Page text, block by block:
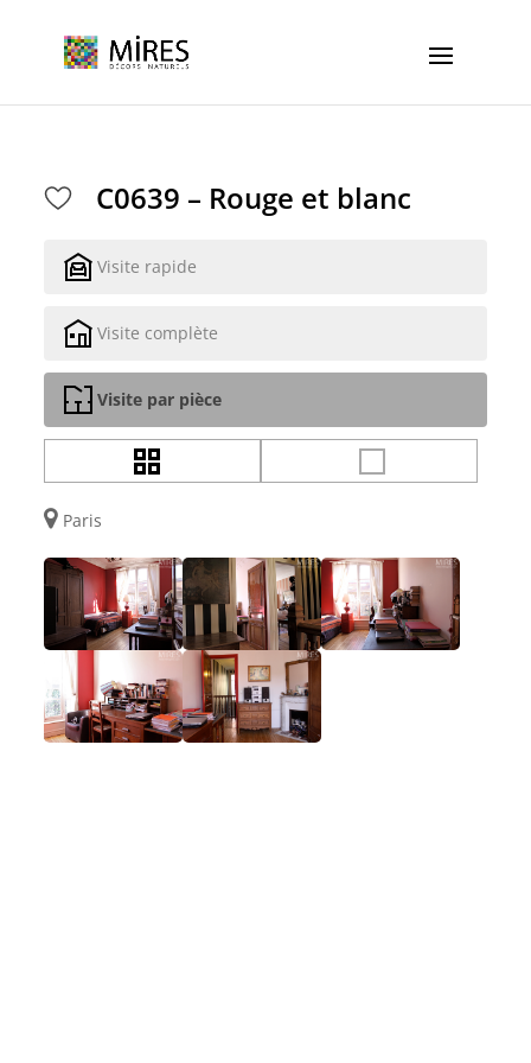
C0639 – Rouge et blanc
Visite rapide
Visite complète
Visite par pièce
Paris